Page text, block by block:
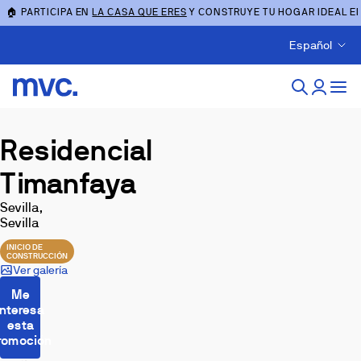
🏠 PARTICIPA ENLA CASA QUE ERES Y CONSTRUYE TU HOGAR IDEAL
Español
Residencial
Timanfaya
Sevilla,
Sevilla
INICIO DE
CONSTRUCCIÓN
Ver galería
Me
esta